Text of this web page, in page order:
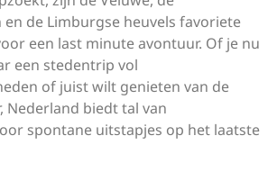
de Limburgse heuvels favoriete
een last minute avontuur. Of je nu
een stedentrip vol
of juist wilt genieten van de
Nederland biedt tal van
spontane uitstapjes op het laatste